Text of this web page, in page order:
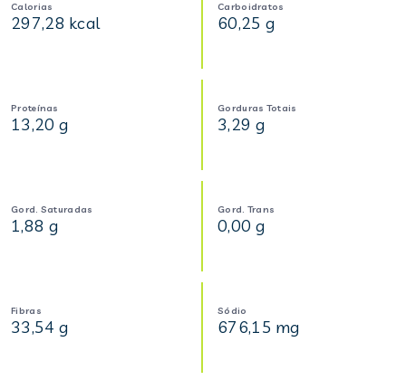
Calorias
297,28 kcal
Carboidratos
60,25 g
Proteínas
13,20 g
Gorduras Totais
3,29 g
Gord. Saturadas
1,88 g
Gord. Trans
0,00 g
Fibras
33,54 g
Sódio
676,15 mg